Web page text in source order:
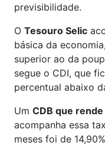
previsibilidade.
O Tesouro Selic
básica da
superior ao da
segue o CDI, que
percentual abaixo
Um CDB que
acompanha essa
meses foi de